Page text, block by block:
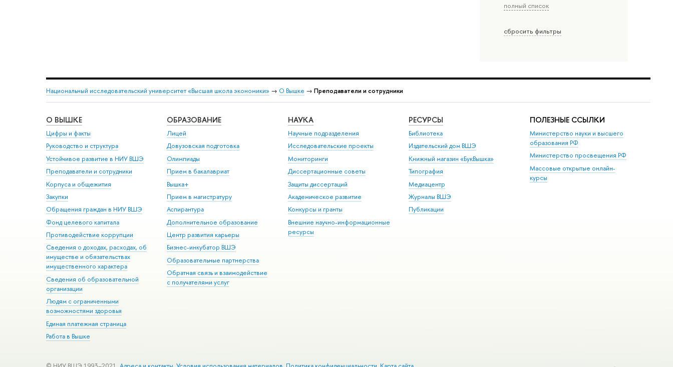
полный список
сбросить фильтры
Национальный исследовательский университет «Высшая школа экономики» → О Вышке → Преподаватели и сотрудники
О ВЫШКЕ
Цифры и факты
Руководство и структура
Устойчивое развитие в НИУ ВШЭ
Преподаватели и сотрудники
Корпуса и общежития
Закупки
Обращения граждан в НИУ ВШЭ
Фонд целевого капитала
Противодействие коррупции
Сведения о доходах, расходах, об
имуществе и обязательствах
имущественного характера
Сведения об образовательной
организации
Людям с ограниченными
возможностями здоровья
Единая платежная страница
Работа в Вышке
ОБРАЗОВАНИЕ
Лицей
Довузовская подготовка
Олимпиады
Прием в бакалавриат
Вышка+
Прием в магистратуру
Аспирантура
Дополнительное образование
Центр развития карьеры
Бизнес-инкубатор ВШЭ
Образовательные партнерства
Обратная связь и взаимодействие
с получателями услуг
НАУКА
Научные подразделения
Исследовательские проекты
Мониторинги
Диссертационные советы
Защиты диссертаций
Академическое развитие
Конкурсы и гранты
Внешние научно-информационные
ресурсы
РЕСУРСЫ
Библиотека
Издательский дом ВШЭ
Книжный магазин «БукВышка»
Типография
Медиацентр
Журналы ВШЭ
Публикации
ПОЛЕЗНЫЕ ССЫЛКИ
Министерство науки и высшего
образования РФ
Министерство просвещения РФ
Массовые открытые онлайн-
курсы